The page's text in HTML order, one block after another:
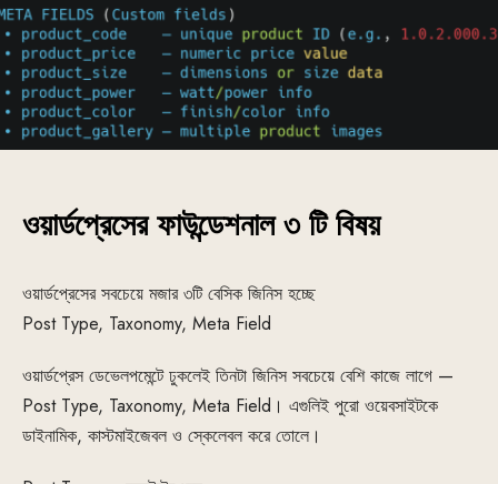
ওয়ার্ডপ্রেসের ফাউন্ডেশনাল ৩ টি বিষয়
ওয়ার্ডপ্রেসের সবচেয়ে মজার ৩টি বেসিক জিনিস হচ্ছে
Post Type, Taxonomy, Meta Field
ওয়ার্ডপ্রেস ডেভেলপমেন্টে ঢুকলেই তিনটা জিনিস সবচেয়ে বেশি কাজে লাগে —
Post Type, Taxonomy, Meta Field। এগুলিই পুরো ওয়েবসাইটকে
ডাইনামিক, কাস্টমাইজেবল ও স্কেলেবল করে তোলে।